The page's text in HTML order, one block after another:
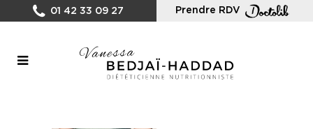
01 42 33 09 27 Prendre RDV